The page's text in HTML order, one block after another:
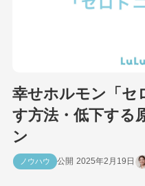
幸せホルモン「セ
す方法・低下する
ン
ノウハウ 2025年2月19日